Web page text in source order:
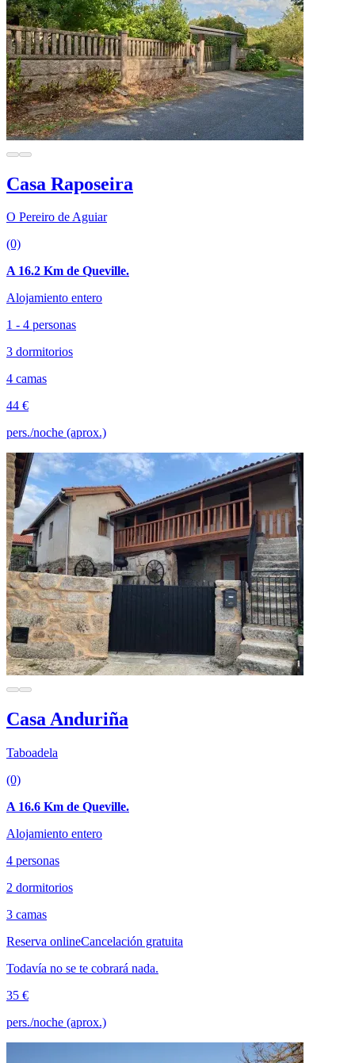
Casa Raposeira
O Pereiro de Aguiar
(0)
A 16.2 Km de Queville.
Alojamiento entero
1 - 4 personas
3 dormitorios
4 camas
44 €
pers./noche (aprox.)
Casa Anduriña
Taboadela
(0)
A 16.6 Km de Queville.
Alojamiento entero
4 personas
2 dormitorios
3 camas
Reserva onlineCancelación gratuita
Todavía no se te cobrará nada.
35 €
pers./noche (aprox.)